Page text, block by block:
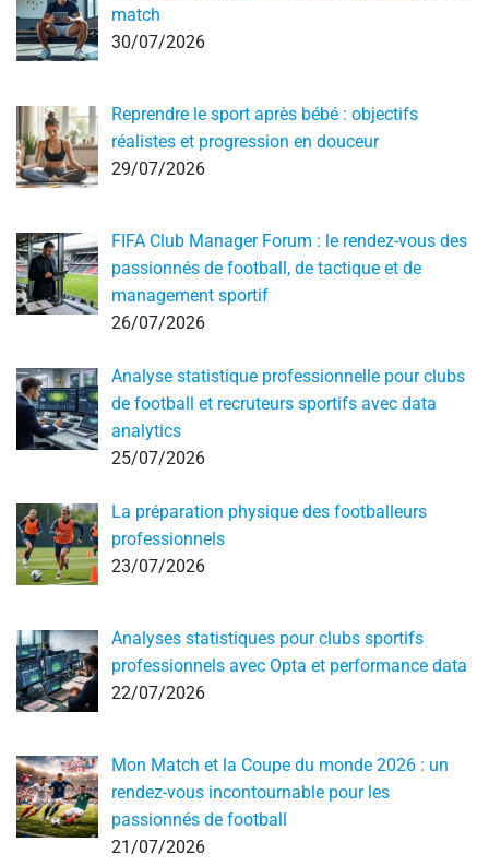
match
30/07/2026
Reprendre le sport après bébé : objectifs
réalistes et progression en douceur
29/07/2026
FIFA Club Manager Forum : le rendez-vous des
passionnés de football, de tactique et de
management sportif
26/07/2026
Analyse statistique professionnelle pour clubs
de football et recruteurs sportifs avec data
analytics
25/07/2026
La préparation physique des footballeurs
professionnels
23/07/2026
Analyses statistiques pour clubs sportifs
professionnels avec Opta et performance data
22/07/2026
Mon Match et la Coupe du monde 2026 : un
rendez-vous incontournable pour les
passionnés de football
21/07/2026